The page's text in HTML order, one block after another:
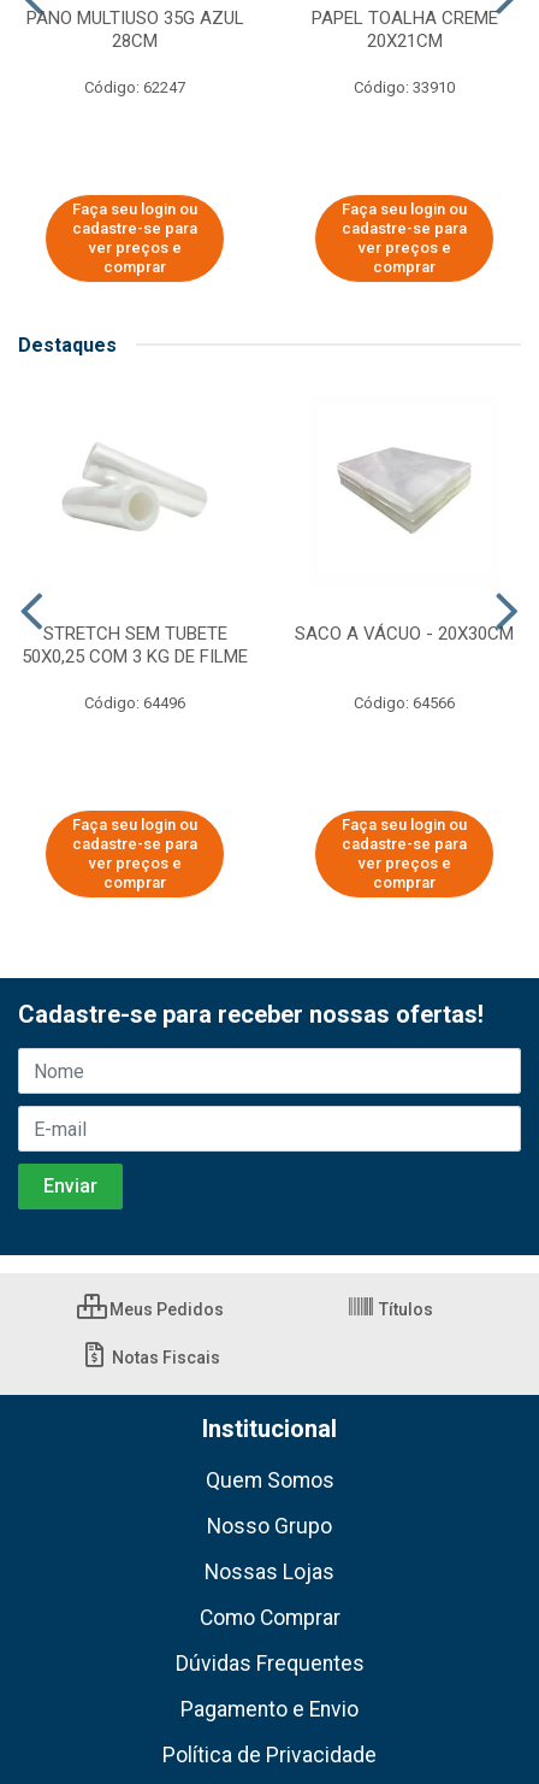
PANO MULTIUSO 35G AZUL
28CM
Código: 62247
Faça seu login ou
cadastre-se para
ver preços e
comprar
PAPEL TOALHA CREME
20X21CM
Código: 33910
Faça seu login ou
cadastre-se para
ver preços e
comprar
Destaques
STRETCH SEM TUBETE
50X0,25 COM 3 KG DE FILME
Código: 64496
Faça seu login ou
cadastre-se para
ver preços e
comprar
SACO A VÁCUO - 20X30CM
Código: 64566
Faça seu login ou
cadastre-se para
ver preços e
comprar
Cadastre-se para receber nossas ofertas!
Meus Pedidos Títulos
Notas Fiscais
Institucional
Quem Somos
Nosso Grupo
Nossas Lojas
Como Comprar
Dúvidas Frequentes
Pagamento e Envio
Política de Privacidade